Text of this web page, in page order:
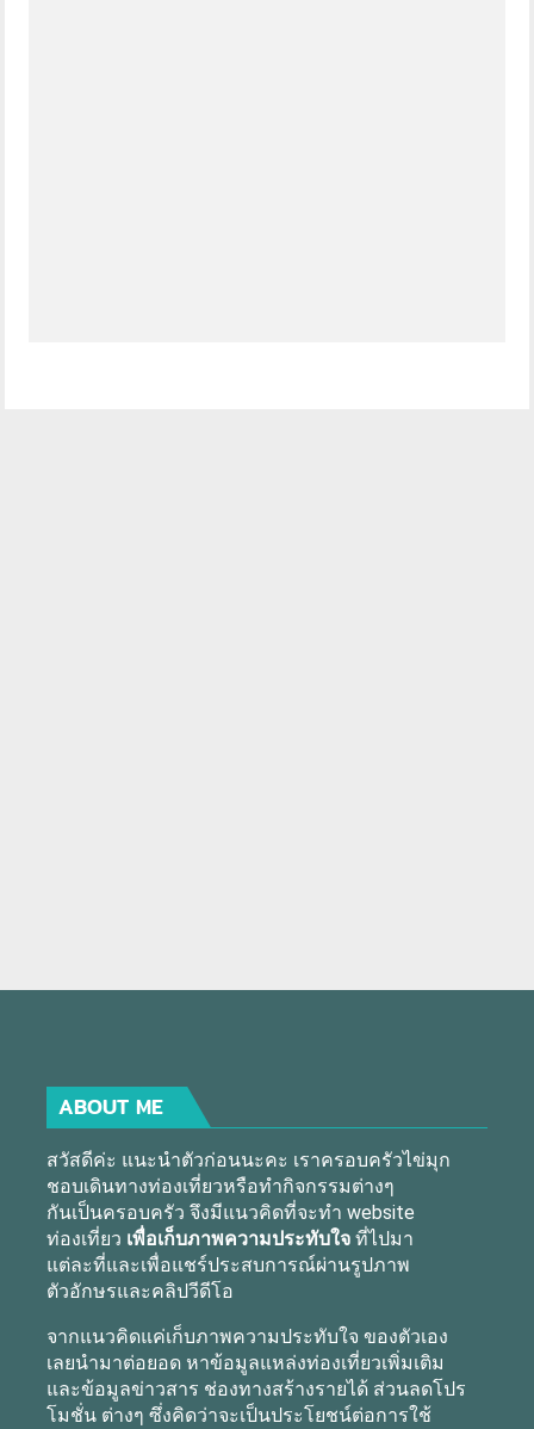
ABOUT ME
สวัสดีค่ะ แนะนำตัวก่อนนะคะ เราครอบครัวไข่มุก
ชอบเดินทางท่องเที่ยวหรือทำกิจกรรมต่างๆ
กันเป็นครอบครัว จึงมีแนวคิดที่จะทำ website
ท่องเที่ยว เพื่อเก็บภาพความประทับใจที่ไปมา
แต่ละที่และเพื่อแชร์ประสบการณ์ผ่านรูปภาพ
ตัวอักษรและคลิปวีดีโอ
จากแนวคิดแค่เก็บภาพความประทับใจ ของตัวเอง
เลยนำมาต่อยอด หาข้อมูลแหล่งท่องเที่ยวเพิ่มเติม
และข้อมูลข่าวสาร ช่องทางสร้างรายได้ ส่วนลดโปร
โมชั่น ต่างๆ ซึ่งคิดว่าจะเป็นประโยชน์ต่อการใช้